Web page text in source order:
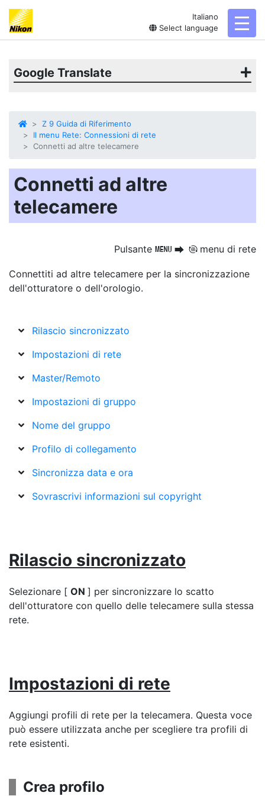
Italiano
Select language
Google Translate
Z 9 Guida di Riferimento
Il menu Rete: Connessioni di rete
Connetti ad altre telecamere
Connetti ad altre
telecamere
Pulsante G U F menu di rete
Connettiti ad altre telecamere per la sincronizzazione
dell'otturatore o dell'orologio.
Rilascio sincronizzato
Impostazioni di rete
Master/Remoto
Impostazioni di gruppo
Nome del gruppo
Profilo di collegamento
Sincronizza data e ora
Sovrascrivi informazioni sul copyright
Rilascio sincronizzato
Selezionare [ ON ] per sincronizzare lo scatto
dell'otturatore con quello delle telecamere sulla stessa
rete.
Impostazioni di rete
Aggiungi profili di rete per la telecamera. Questa voce
può essere utilizzata anche per scegliere tra profili di
rete esistenti.
Crea profilo